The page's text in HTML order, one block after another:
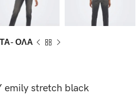
ΟΛΑ
emily stretch black